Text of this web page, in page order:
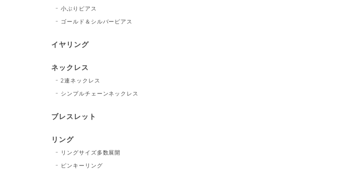
小ぶりピアス
ゴールド＆シルバーピアス
イヤリング
ネックレス
2連ネックレス
シンプルチェーンネックレス
ブレスレット
リング
リングサイズ多数展開
ピンキーリング